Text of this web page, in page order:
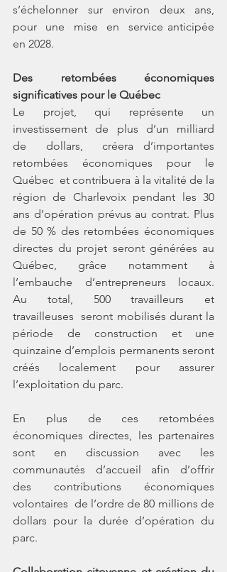
s’échelonner  sur  environ  deux  ans,
pour  une  mise  en  service anticipée
en 2028.
Des retombées économiques
significatives pour le Québec
Le  projet,  qui  représente  un
investissement  de  plus  d’un  milliard
de  dollars,  créera d’importantes
retombées économiques pour le
Québec  et contribuera à la vitalité de la
région de Charlevoix pendant les 30
ans d’opération prévus au contrat. Plus
de 50 % des retombées économiques
directes du projet seront générées au
Québec, grâce notamment à
l’embauche  d’entrepreneurs  locaux.
Au  total,  500  travailleurs  et
travailleuses  seront mobilisés durant la
période de construction et une
quinzaine d’emplois permanents seront
créés localement pour assurer
l’exploitation du parc.
En plus de ces retombées
économiques directes, les partenaires
sont en discussion avec les
communautés  d’accueil  afin  d’offrir
des  contributions  économiques
volontaires  de l’ordre de 80 millions de
dollars pour la durée d’opération du
parc.